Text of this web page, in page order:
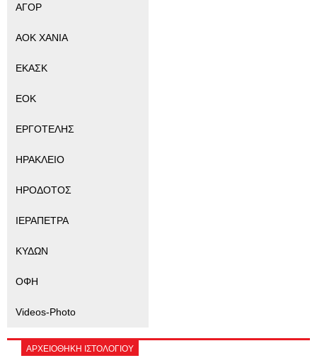
ΑΓΟΡ
ΑΟΚ ΧΑΝΙΑ
ΕΚΑΣΚ
ΕΟΚ
ΕΡΓΟΤΕΛΗΣ
ΗΡΑΚΛΕΙΟ
ΗΡΟΔΟΤΟΣ
ΙΕΡΑΠΕΤΡΑ
ΚΥΔΩΝ
ΟΦΗ
Videos-Photo
ΑΡΧΕΙΟΘΗΚΗ ΙΣΤΟΛΟΓΙΟΥ